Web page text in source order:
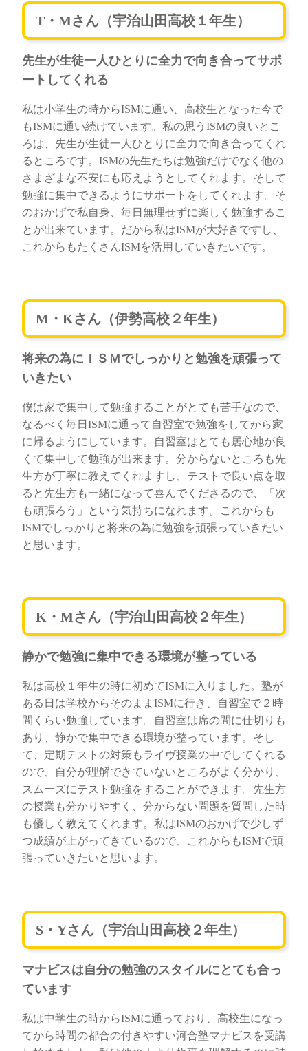
T・Mさん（宇治山田高校１年生）
先生が生徒一人ひとりに全力で向き合ってサポ
ートしてくれる
私は小学生の時からISMに通い、高校生となった今で
もISMに通い続けています。私の思うISMの良いとこ
ろは、先生が生徒一人ひとりに全力で向き合ってくれ
るところです。ISMの先生たちは勉強だけでなく他の
さまざまな不安にも応えようとしてくれます。そして
勉強に集中できるようにサポートをしてくれます。そ
のおかげで私自身、毎日無理せずに楽しく勉強するこ
とが出来ています。だから私はISMが大好きですし、
これからもたくさんISMを活用していきたいです。
M・Kさん（伊勢高校２年生）
将来の為にＩＳＭでしっかりと勉強を頑張って
いきたい
僕は家で集中して勉強することがとても苦手なので、
なるべく毎日ISMに通って自習室で勉強をしてから家
に帰るようにしています。自習室はとても居心地が良
くて集中して勉強が出来ます。分からないところも先
生方が丁寧に教えてくれますし、テストで良い点を取
ると先生方も一緒になって喜んでくださるので、「次
も頑張ろう」という気持ちになれます。これからも
ISMでしっかりと将来の為に勉強を頑張っていきたい
と思います。
K・Mさん（宇治山田高校２年生）
静かで勉強に集中できる環境が整っている
私は高校１年生の時に初めてISMに入りました。塾が
ある日は学校からそのままISMに行き、自習室で２時
間くらい勉強しています。自習室は席の間に仕切りも
あり、静かで集中できる環境が整っています。そし
て、定期テストの対策もライヴ授業の中でしてくれる
ので、自分が理解できていないところがよく分かり、
スムーズにテスト勉強をすることができます。先生方
の授業も分かりやすく、分からない問題を質問した時
も優しく教えてくれます。私はISMのおかげで少しず
つ成績が上がってきているので、これからもISMで頑
張っていきたいと思います。
S・Yさん（宇治山田高校２年生）
マナビスは自分の勉強のスタイルにとても合っ
ています
私は中学生の時からISMに通っており、高校生になっ
てから時間の都合の付きやすい河合塾マナビスを受講